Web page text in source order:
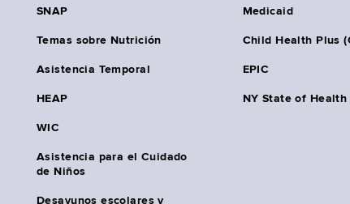
SNAP
Temas sobre Nutrición
Asistencia Temporal
HEAP
WIC
Asistencia para el Cuidado
de Niños
Desayunos escolares y
Medicaid
Child Health Plus
EPIC
NY State of Health